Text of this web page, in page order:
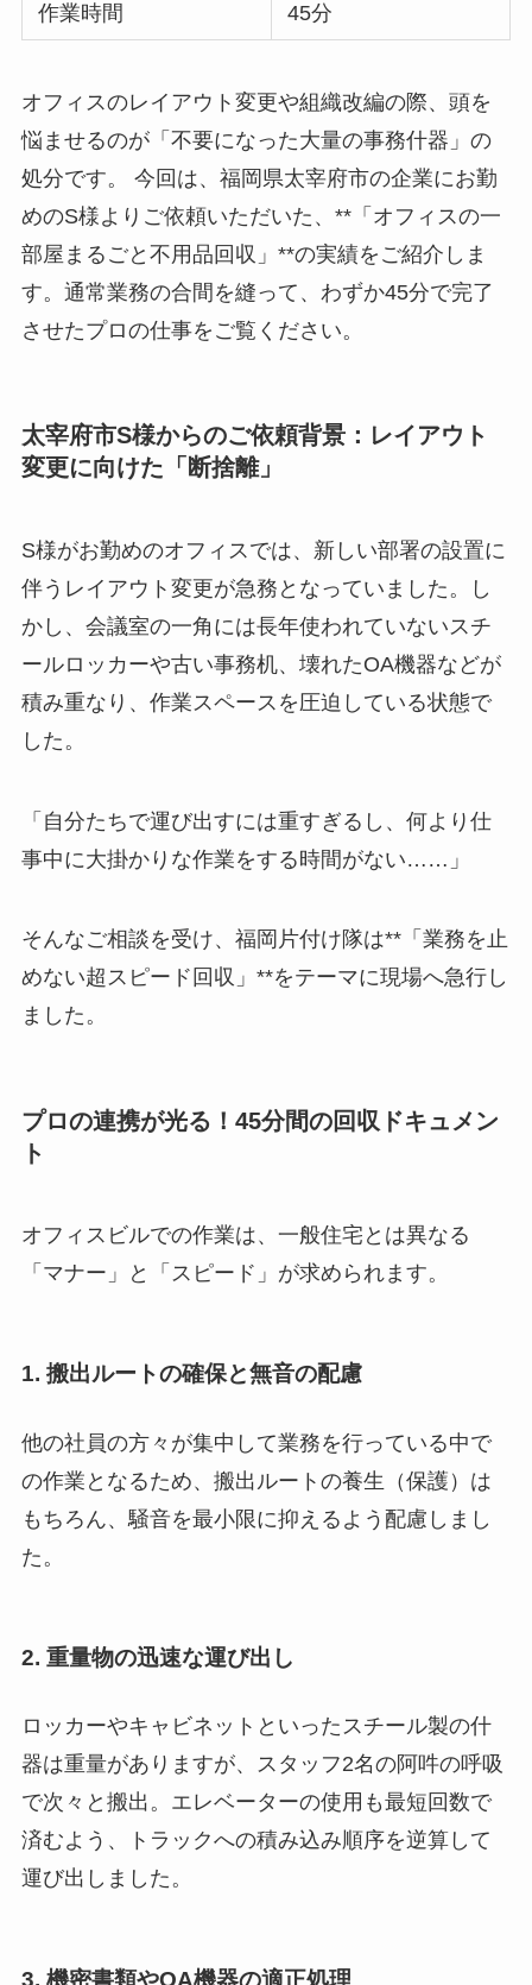
作業時間 45分
オフィスのレイアウト変更や組織改編の際、頭を
悩ませるのが「不要になった大量の事務什器」の
処分です。 今回は、福岡県太宰府市の企業にお勤
めのS様よりご依頼いただいた、**「オフィスの一
部屋まるごと不用品回収」**の実績をご紹介しま
す。通常業務の合間を縫って、わずか45分で完了
させたプロの仕事をご覧ください。
太宰府市S様からのご依頼背景：レイアウト
変更に向けた「断捨離」
S様がお勤めのオフィスでは、新しい部署の設置に
伴うレイアウト変更が急務となっていました。し
かし、会議室の一角には長年使われていないスチ
ールロッカーや古い事務机、壊れたOA機器などが
積み重なり、作業スペースを圧迫している状態で
した。
「自分たちで運び出すには重すぎるし、何より仕
事中に大掛かりな作業をする時間がない……」
そんなご相談を受け、福岡片付け隊は**「業務を止
めない超スピード回収」**をテーマに現場へ急行し
ました。
プロの連携が光る！45分間の回収ドキュメン
ト
オフィスビルでの作業は、一般住宅とは異なる
「マナー」と「スピード」が求められます。
1. 搬出ルートの確保と無音の配慮
他の社員の方々が集中して業務を行っている中で
の作業となるため、搬出ルートの養生（保護）は
もちろん、騒音を最小限に抑えるよう配慮しまし
た。
2. 重量物の迅速な運び出し
ロッカーやキャビネットといったスチール製の什
器は重量がありますが、スタッフ2名の阿吽の呼吸
で次々と搬出。エレベーターの使用も最短回数で
済むよう、トラックへの積み込み順序を逆算して
運び出しました。
3. 機密書類やOA機器の適正処理